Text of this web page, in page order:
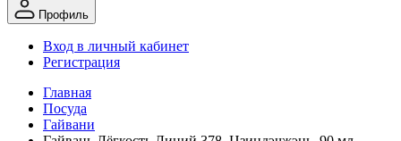
Профиль
Вход в личный кабинет
Регистрация
Главная
Посуда
Гайвани